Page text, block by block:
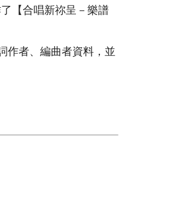
【合唱新祢呈－樂譜
作者、編曲者資料，並